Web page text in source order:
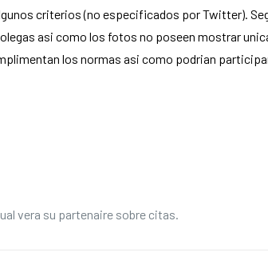
criterios (no especificados por Twitter).
asi­ como los fotos no poseen mostrar
los normas asi­ como podrian
vera su partenaire sobre citas.